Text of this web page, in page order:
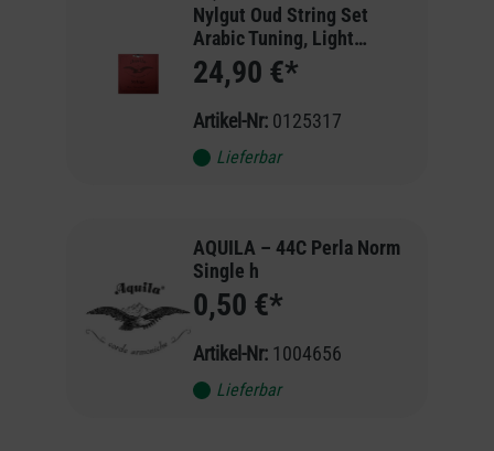
Nylgut Oud String Set
Arabic Tuning, Light
Tension
24,90 €*
Artikel-Nr: 0125317
Lieferbar
AQUILA – 44C Perla Norm
Single h
0,50 €*
Artikel-Nr: 1004656
Lieferbar